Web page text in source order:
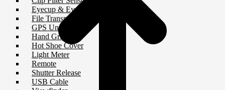
Eyecup & Eyepiece
File Transmitter
GPS Unit
Hand Grip
Hot Shoe Cover
Light Meter
Remote
Shutter Release
USB Cable